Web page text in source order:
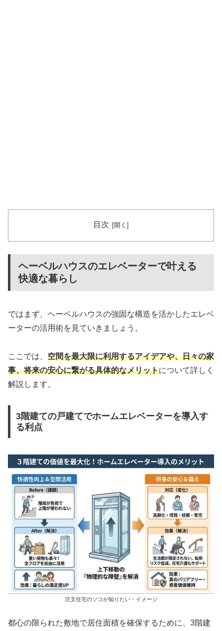
目次
ヘーベルハウスのエレベーターで叶える
快適な暮らし
ではまず、ヘーベルハウスの強固な構造を活かしたエレベ
ーターの活用術を見ていきましょう。
ここでは、 空間を最大限に利用するアイデアや、日々の家
事、将来の安心に繋がる具体的なメリットについて詳しく
解説します。
3階建ての戸建てでホームエレベーターを導入す
る利点
注文住宅のソコが知りたい・イメージ
都心の限られた敷地で居住面積を確保するために、3階建